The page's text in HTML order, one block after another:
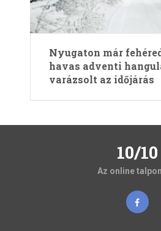
Nyugaton már
havas adventi
varázsolt az időjárás
10/10
Az online